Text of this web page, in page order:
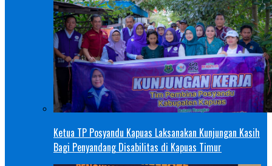
Ketua TP Posyandu Kapuas Laksanakan Kunjungan Kasih
Bagi Penyandang Disabilitas di Kapuas Timur